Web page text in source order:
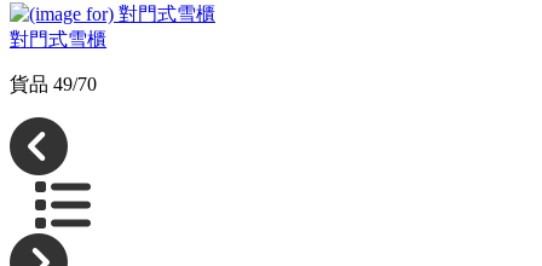
對門式雪櫃
貨品 49/70